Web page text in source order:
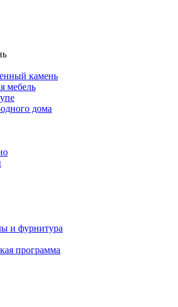
камень
мебель
дома
и фурнитура
программа